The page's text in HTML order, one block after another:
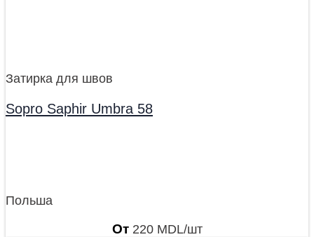
Затирка для швов
Sopro Saphir Umbra 58
Польша
От 220 MDL/шт